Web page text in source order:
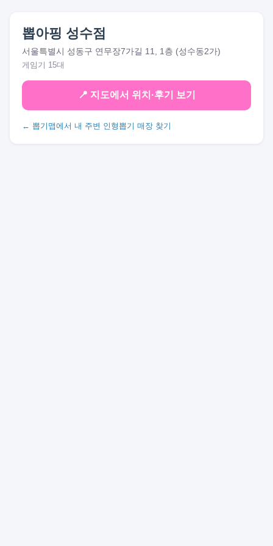
뽑아핑 성수점
서울특별시 성동구 연무장7가길 11, 1층 (성수동2가)
게임기 15대
📍 지도에서 위치·후기 보기
← 뽑기맵에서 내 주변 인형뽑기 매장 찾기